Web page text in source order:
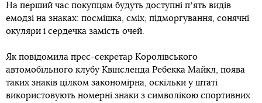
На перший час покупцям будуть доступні пʼять видів
емодзі на знаках: посмішка, сміх, підморгування, сонячні
окуляри і сердечка замість очей.
Як повідомила прес-секретар Королівського
автомобільного клубу Квінсленда Ребекка Майкл, поява
таких знаків цілком закономірна, оскільки у штаті
використовують номерні знаки з символікою спортивних